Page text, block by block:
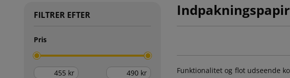
FILTRER EFTER
Pris
kr kr Funktionalitet og flot udseende